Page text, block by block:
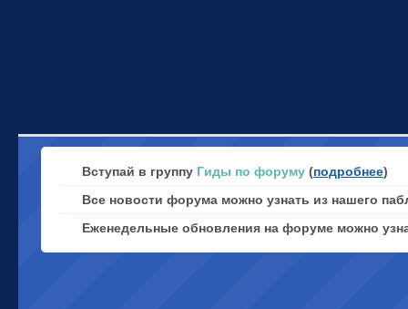
Вступай в группу Гиды по форуму (подробнее)
Все новости форума можно узнать из нашего
Еженедельные обновления на форуме можно